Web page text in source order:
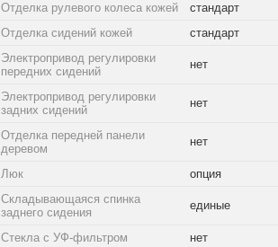
Отделка рулевого колеса кожей
стандарт
Отделка сидений кожей
стандарт
Электропривод регулировки
передних сидений
нет
Электропривод регулировки
задних сидений
нет
Отделка передней панели
деревом
нет
Люк
опция
Складывающаяся спинка
заднего сидения
единые
Стекла с УФ-фильтром нет